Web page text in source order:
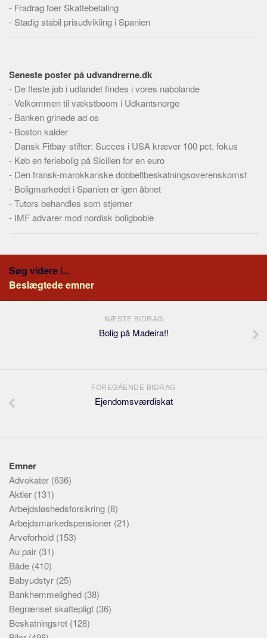
- Fradrag foer Skattebetaling
- Stadig stabil prisudvikling i Spanien
Seneste poster på udvandrerne.dk
- De fleste job i udlandet findes i vores nabolande
-Velkommen til vækstboom i Udkantsnorge
- Banken grinede ad os
- Boston kalder
- Dansk Fitbay-stifter: Succes i USA kræver 100 pct. fokus
- Køb en feriebolig på Sicilien for en euro
- Den fransk-marokkanske dobbeltbeskatningsoverenskomst
- Boligmarkedet i Spanien er igen åbnet
-Tutors behandles som stjerner
- IMF advarer mod nordisk boligboble
Søg videre i...
Beslægtede emner
NÆSTE BIDRAG
Bolig på Madeira!!
FOREGÅENDE BIDRAG
Ejendomsværdiskat
Emner
Advokater (636)
Aktier (131)
Arbejdsløshedsforsikring (8)
Arbejdsmarkedspensioner (21)
Arveforhold (153)
Au pair (31)
Både (410)
Babyudstyr (25)
Bankhemmelighed (38)
Begrænset skattepligt (36)
Beskatningsret (128)